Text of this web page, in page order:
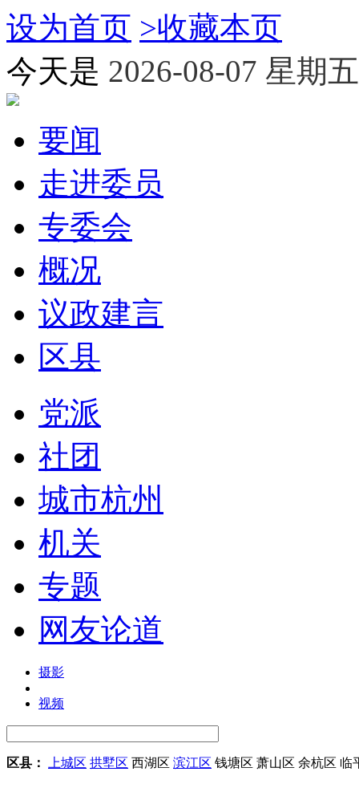
设为首页 >收藏本页
今天是 2026-08-07 星期五
要闻
走进委员
专委会
概况
议政建言
区县
党派
社团
城市杭州
机关
专题
网友论道
摄影
视频
区县： 上城区 拱墅区 西湖区 滨江区 钱塘区 萧山区 余杭区 临